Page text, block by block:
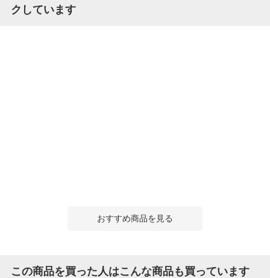
クしています
おすすめ商品を見る
この商品を買った人はこんな商品も買っています